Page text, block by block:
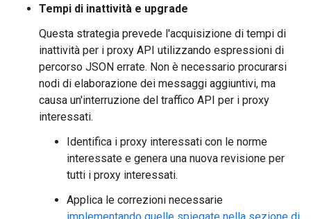
Tempi di inattività e upgrade
Questa strategia prevede l'acquisizione di tempi di
inattività per i proxy API utilizzando espressioni di
percorso JSON errate. Non è necessario procurarsi
nodi di elaborazione dei messaggi aggiuntivi, ma
causa un'interruzione del traffico API per i proxy
interessati.
Identifica i proxy interessati con le norme
interessate e genera una nuova revisione per
tutti i proxy interessati.
Applica le correzioni necessarie